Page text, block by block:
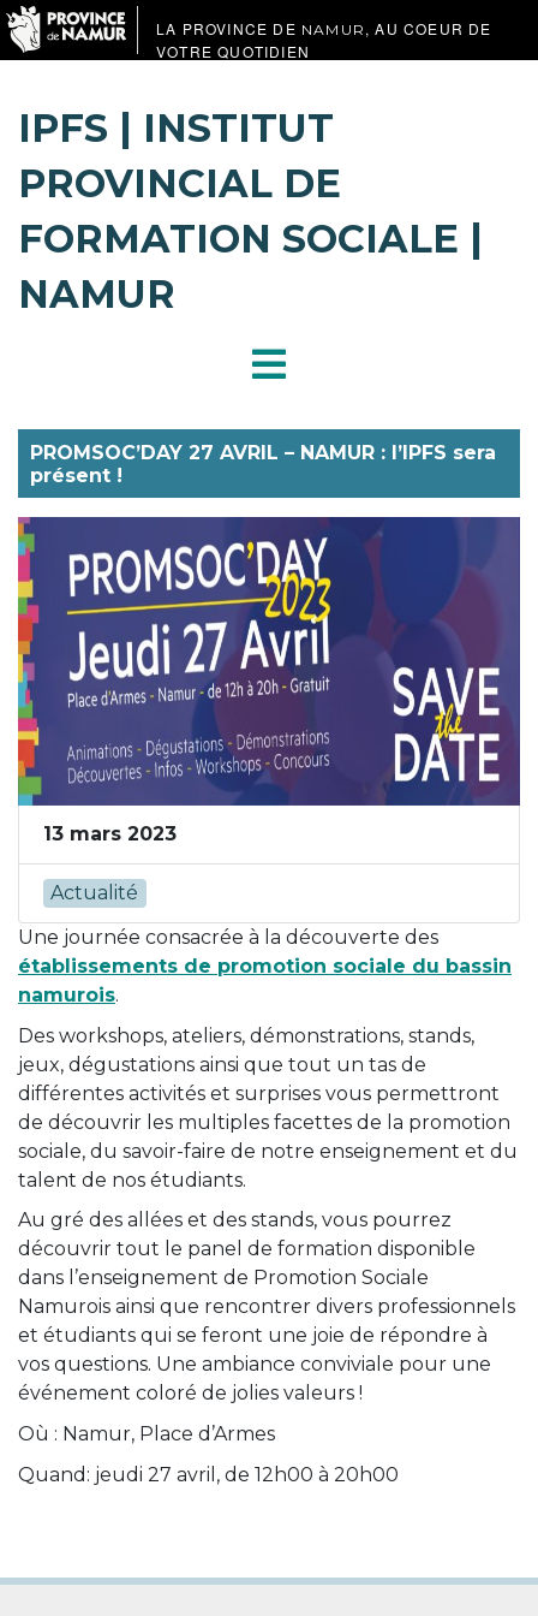
LA PROVINCE DE NAMUR , AU COEUR DE
VOTRE QUOTIDIEN
IPFS | INSTITUT
PROVINCIAL DE
FORMATION SOCIALE |
NAMUR
PROMSOC’DAY 27 AVRIL – NAMUR : l’IPFS sera
présent !
13 mars 2023
Actualité
Une journée consacrée à la découverte des
établissements de promotion sociale du bassin
namurois.
Des workshops, ateliers, démonstrations, stands,
jeux, dégustations ainsi que tout un tas de
différentes activités et surprises vous permettront
de découvrir les multiples facettes de la promotion
sociale, du savoir-faire de notre enseignement et du
talent de nos étudiants.
Au gré des allées et des stands, vous pourrez
découvrir tout le panel de formation disponible
dans l’enseignement de Promotion Sociale
Namurois ainsi que rencontrer divers professionnels
et étudiants qui se feront une joie de répondre à
vos questions. Une ambiance conviviale pour une
événement coloré de jolies valeurs !
Où : Namur, Place d’Armes
Quand: jeudi 27 avril, de 12h00 à 20h00